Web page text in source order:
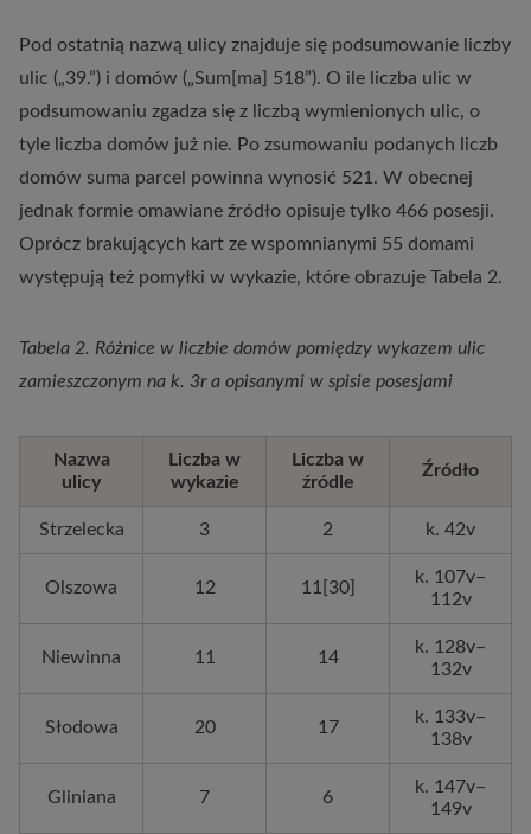
Pod ostatnią nazwą ulicy znajduje się podsumowanie liczby
ulic („39.”) i domów („Sum[ma] 518”). O ile liczba ulic w
podsumowaniu zgadza się z liczbą wymienionych ulic, o
tyle liczba domów już nie. Po zsumowaniu podanych liczb
domów suma parcel powinna wynosić 521. W obecnej
jednak formie omawiane źródło opisuje tylko 466 posesji.
Oprócz brakujących kart ze wspomnianymi 55 domami
występują też pomyłki w wykazie, które obrazuje Tabela 2.
Tabela 2. Różnice w liczbie domów pomiędzy wykazem ulic
zamieszczonym na k. 3r a opisanymi w spisie posesjami
Nazwa
ulicy
Liczba w
wykazie
Liczba w
źródle
Źródło
Strzelecka 3 2 k. 42v
Olszowa 12 11[30]
k. 107v–
112v
Niewinna 11 14
k. 128v–
132v
Słodowa 20 17
k. 133v–
138v
Gliniana 7 6
k. 147v–
149v